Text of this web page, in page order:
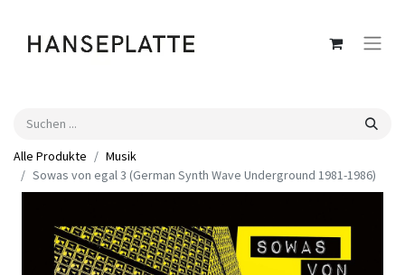
Alle Produkte
Musik
Sowas von egal 3 (German Synth Wave Underground 1981-1986)